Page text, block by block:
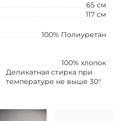
65 см
117 см
100% Полиуретан
100% хлопок
Деликатная стирка при
температуре не выше 30°